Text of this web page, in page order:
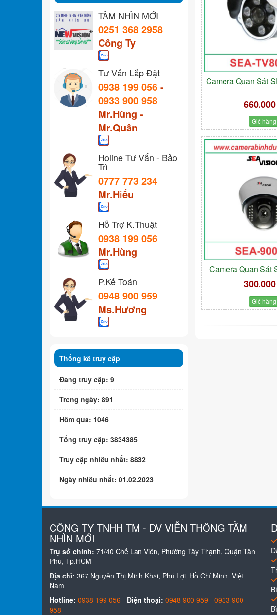
Camera Quan Sát
Giỏ hàng
Camera Quan Sát
Giỏ hàng
TẦM NHÌN MỚI
0251 368 2958
Công Ty
Tư Vấn Lắp Đặt
0938 199 056 -
0933 900 958
Mr.Hùng -
Mr.Quân
Holine Tư Vấn - Bảo
Trì
0777 773 234
Mr.Hiếu
Hỗ Trợ K.Thuật
0938 199 056
Mr.Hùng
P.Kế Toán
0948 900 959
Ms.Hương
Thống kê truy cập
Đang truy cập: 9
Trong ngày: 891
Hôm qua: 1046
Tổng truy cập: 3834385
Truy cập nhiều nhất: 8832
Ngày nhiều nhất: 01.02.2023
CÔNG TY TNHH TM - DV VIỄN THÔNG TẦM
NHÌN MỚI
Trụ sở chính: 71/40 Chế Lan Viên, Phường Tây Thạnh, Quận Tân
Phú, Tp.HCM
Địa chỉ: 367 Nguyễn Thị Minh Khai, Phú Lợi, Hồ Chí Minh, Việt
Nam
Hotline: 0938 199 056 - Điện thoại: 0948 900 959 - 0933 900
958